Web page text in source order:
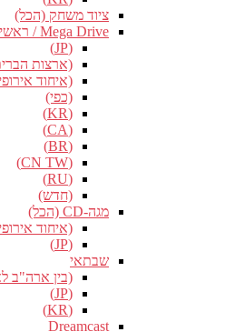
ציוד משחק (הכל)
Mega Drive / ראשית
(JP)
(ארצות
(איחוד
(כפי)
(KR)
(CA)
(BR)
(CN TW)
(RU)
(חדש)
מגה-CD (הכל)
(איחוד
(JP)
שבתאי
(בין ארה"ב
(JP)
(KR)
Dreamcast